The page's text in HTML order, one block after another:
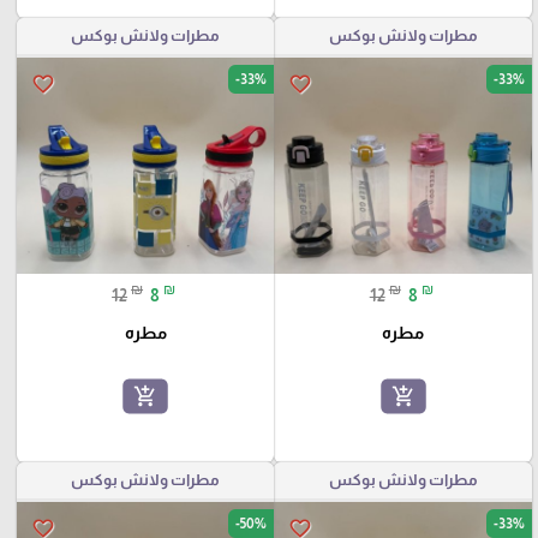
مطرات ولانش بوكس
favorite_border -33%
12 ₪ 8 ₪
مطره
add_shopping_cart
مطرات ولانش بوكس
favorite_border -33%
12 ₪ 8 ₪
مطره
add_shopping_cart
مطرات ولانش بوكس
favorite_border -33%
مطرات ولانش بوكس
favorite_border -50%